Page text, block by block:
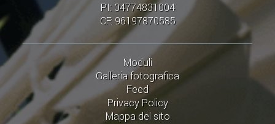
PI: 04774831004
CF: 96197870585
Moduli
Galleria fotografica
Feed
Privacy Policy
Mappa del sito